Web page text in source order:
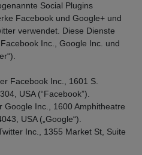
Social Plugins
Facebook und Google+ und
verwendet. Diese Dienste
Inc., Google Inc. und
Facebook Inc., 1601 S.
USA (“Facebook”).
Inc., 1600 Amphitheatre
USA („Google“).
Inc., 1355 Market St, Suite